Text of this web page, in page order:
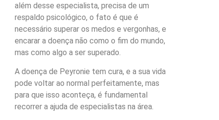
além desse especialista, precisa de um
respaldo psicológico, o fato é que é
necessário superar os medos e vergonhas, e
encarar a doença não como o fim do mundo,
mas como algo a ser superado.
A doença de Peyronie tem cura, e a sua vida
pode voltar ao normal perfeitamente, mas
para que isso aconteça, é fundamental
recorrer a ajuda de especialistas na área.